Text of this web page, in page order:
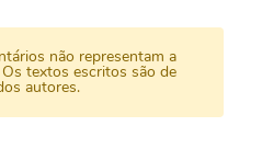
não representam a
textos escritos são de
autores.